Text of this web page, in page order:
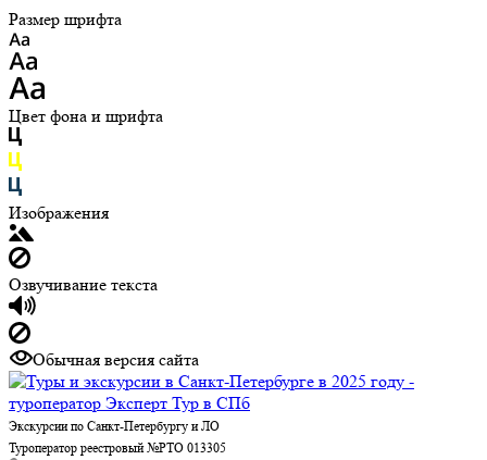
Размер шрифта
Цвет фона и шрифта
Изображения
Озвучивание текста
Обычная версия сайта
Экскурсии по Санкт-Петербургу и ЛО
Туроператор реестровый №РТО 013305